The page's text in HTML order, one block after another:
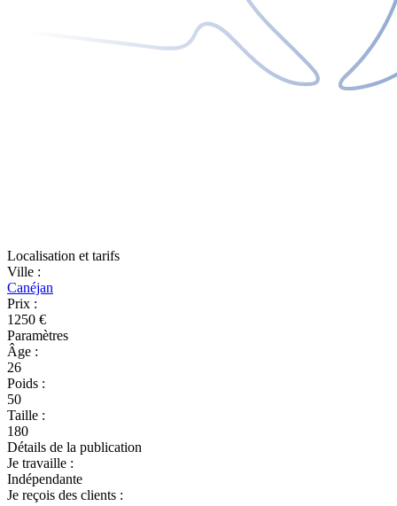
Localisation et tarifs
Ville :
Canéjan
Prix :
1250 €
Paramètres
Âge :
26
Poids :
50
Taille :
180
Détails de la publication
Je travaille :
Indépendante
Je reçois des clients :